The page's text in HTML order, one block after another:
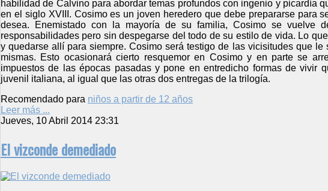
habilidad de Calvino para abordar temas profundos con ingenio y picardía
en el siglo XVIII. Cosimo es un joven heredero que debe prepararse para
desea. Enemistado con la mayoría de su familia, Cosimo se vuelve
responsabilidades pero sin despegarse del todo de su estilo de vida. Lo
y quedarse allí para siempre. Cosimo será testigo de las vicisitudes que
mismas. Esto ocasionará cierto resquemor en Cosimo y en parte se
impuestos de las épocas pasadas y pone en entredicho formas de vivir
juvenil italiana, al igual que las otras dos entregas de la trilogía.
Recomendado para niños a partir de 12 años
Leer más ...
Jueves, 10 Abril 2014 23:31
El vizconde demediado